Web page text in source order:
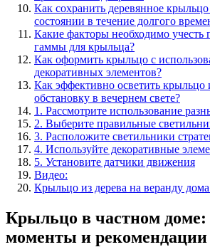
Как сохранить деревянное
состоянии в течение долгого
Какие факторы необходимо учесть
гаммы для крыльца?
Как оформить крыльцо с
декоративных элементов?
Как эффективно осветить крыльцо
обстановку в вечернем свете?
1. Рассмотрите использование
2. Выберите правильные
3. Расположите светильники
4. Используйте декоративные
5. Установите датчики движения
Видео:
Крыльцо из дерева на веранду
Крыльцо в частном доме:
моменты и рекомендации